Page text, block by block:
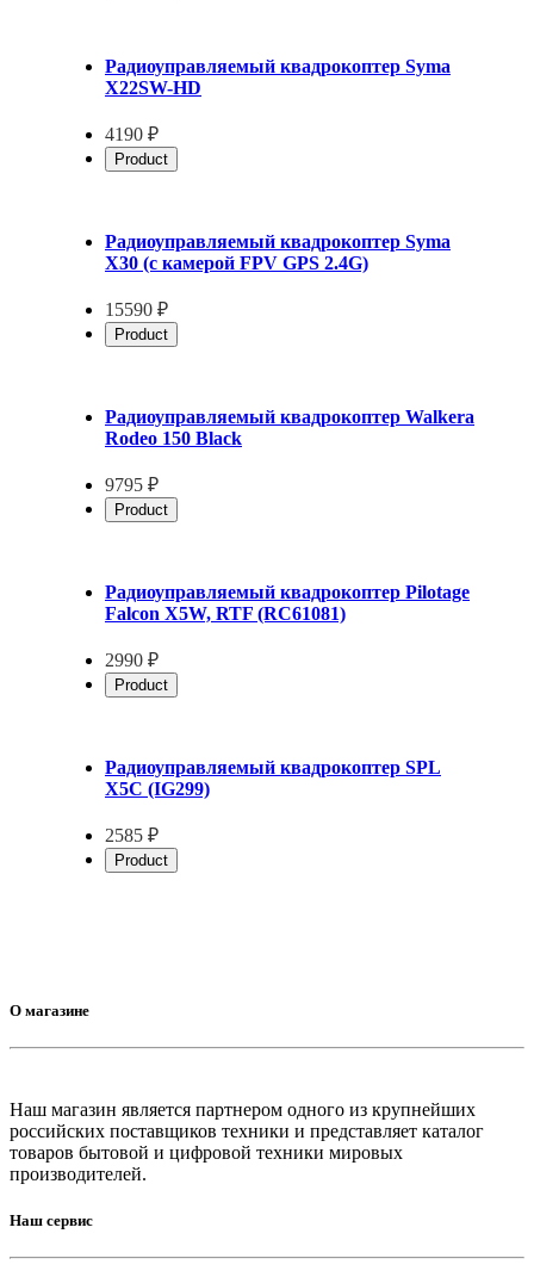
Радиоуправляемый квадрокоптер Syma
X22SW-HD
4190 ₽
Product
Радиоуправляемый квадрокоптер Syma
X30 (с камерой FPV GPS 2.4G)
15590 ₽
Product
Радиоуправляемый квадрокоптер Walkera
Rodeo 150 Black
9795 ₽
Product
Радиоуправляемый квадрокоптер Pilotage
Falcon X5W, RTF (RC61081)
2990 ₽
Product
Радиоуправляемый квадрокоптер SPL
X5C (IG299)
2585 ₽
Product
О магазине
Наш магазин является партнером одного из крупнейших
российских поставщиков техники и представляет каталог
товаров бытовой и цифровой техники мировых
производителей.
Наш сервис